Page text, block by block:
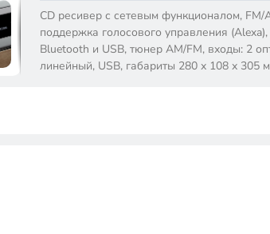
CD ресивер с сетевым функционалом, FM/
поддержка голосового управления
Bluetooth и USB, тюнер AM/FM, входы: 2
линейный, USB, габариты 280 х 108 х 305